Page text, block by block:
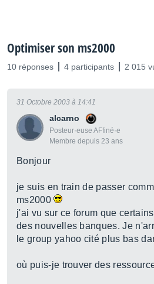
Optimiser son ms2000
10 réponses 4 participants 2 015
alcarno
Posteur·euse AFfiné·e
Membre depuis 23 ans
31 Octobre 2003 à 14:41
Bonjour
je suis en train de passer
ms2000
j'ai vu sur ce forum que
des nouvelles banques. Je
le group yahoo cité plus bas
où puis-je trouver des